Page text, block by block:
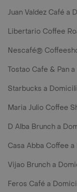
Juan Valdez Café a
Libertario Coffee
Nescafé®
Tostao Cafe & Pan
Starbucks a
Maria Julio Coffee
D Alba Brunch a
Casa Abba Coffee
Vijao Brunch a
Feros Café a